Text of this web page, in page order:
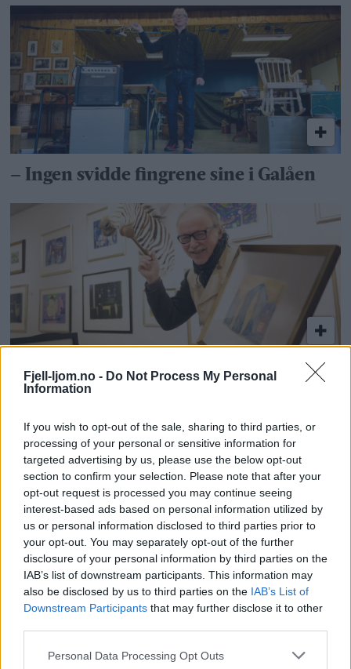
Fjell-ljom.no - Do Not Process My Personal
Information
If you wish to opt-out of the sale, sharing to third parties, or
processing of your personal or sensitive information for
targeted advertising by us, please use the below opt-out
section to confirm your selection. Please note that after your
opt-out request is processed you may continue seeing
interest-based ads based on personal information utilized by
us or personal information disclosed to third parties prior to
your opt-out. You may separately opt-out of the further
disclosure of your personal information by third parties on the
IAB’s list of downstream participants. This information may
also be disclosed by us to third parties on the IAB’s List of
Downstream Participants that may further disclose it to other
Personal Data Processing Opt Outs
– Ingen svidde fingrene sine i Galåen
– Jeg er ung og dum og sier fortsatt ja
til ting
– Jeg har siklet etter dette skapet lenge